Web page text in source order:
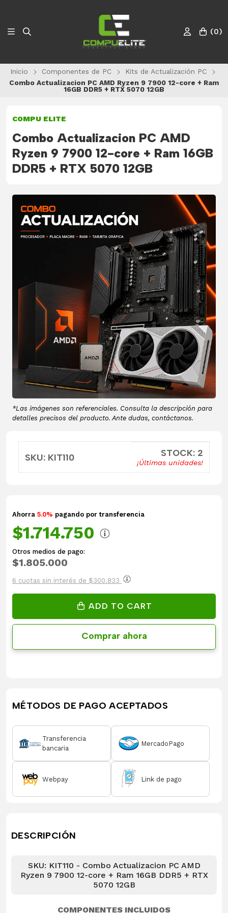
(0)
Inicio Componentes de PC
Kits de Actualización PC
Combo Actualizacion PC AMD Ryzen 9 7900 12-core + Ram
16GB DDR5 + RTX 5070 12GB
COMPU ELITE
Combo Actualizacion PC AMD
Ryzen 9 7900 12-core + Ram 16GB
DDR5 + RTX 5070 12GB
*Las imágenes son referenciales. Consulta la descripción para
detalles precisos del producto. Ante dudas, contáctanos.
SKU: KIT110 STOCK: 2
¡Últimas unidades!
Ahorra 5.0% pagando por transferencia
$1.714.750
Otros medios de pago:
$1.805.000
6 cuotas sin interés de $300.833
ADD TO CART
Comprar ahora
MÉTODOS DE PAGO ACEPTADOS
Transferencia
bancaria
MercadoPago
Webpay Link de pago
DESCRIPCIÓN
SKU: KIT110 - Combo Actualizacion PC AMD
Ryzen 9 7900 12-core + Ram 16GB DDR5 + RTX
5070 12GB
COMPONENTES INCLUIDOS